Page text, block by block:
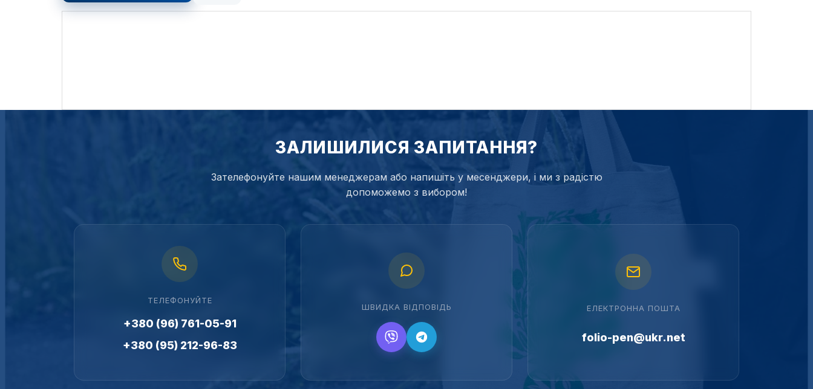
ЗАЛИШИЛИСЯ ЗАПИТАННЯ?
Зателефонуйте нашим менеджерам або напишіть у месенджери, і ми з радістю
допоможемо з вибором!
ТЕЛЕФОНУЙТЕ
+380 (96) 761-05-91
+380 (95) 212-96-83
ШВИДКА ВІДПОВІДЬ ЕЛЕКТРОННА ПОШТА
folio-pen@ukr.net